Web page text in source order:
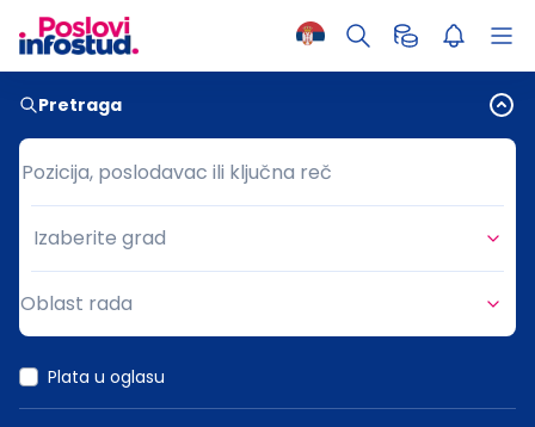
Pretraga
Pozicija, poslodavac ili ključna reč
Pozicija, poslodavac ili ključna reč
Grad
Izaberite grad
Oblast rada
Plata u oglasu